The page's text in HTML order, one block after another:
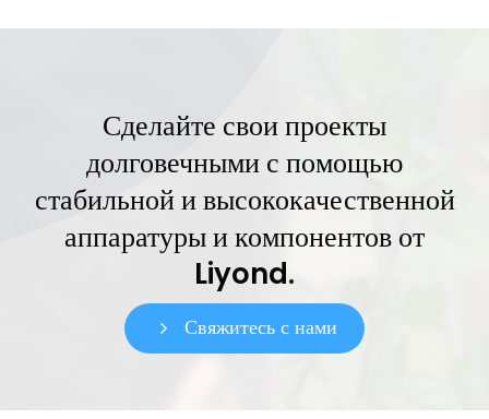
Сделайте свои проекты
долговечными с помощью
стабильной и высококачественной
аппаратуры и компонентов от
Liyond.
Свяжитесь с нами